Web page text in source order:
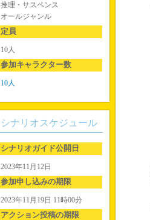
推理・サスペンス
オールジャンル
定員
10人
参加キャラクター数
10人
シナリオスケジュール
シナリオガイド公開日
2023年11月12日
参加申し込みの期限
2023年11月19日 11時00分
アクション投稿の期限